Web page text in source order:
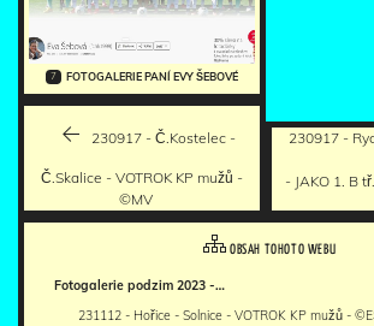
7 FOTOGALERIE PANÍ EVY ŠEBOVÉ
230917 - Č.Kostelec -
Č.Skalice - VOTROK KP mužů -
©MV
230917 -
- JAKO 1. B
OBSAH TOHOTO WEBU
Fotogalerie podzim 2023 -…
231112 - Hořice - Solnice - VOTROK KP mužů -